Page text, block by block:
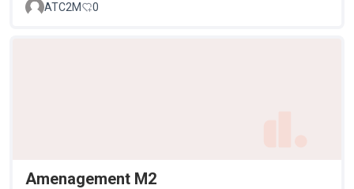
ATC2M 0
Amenagement M2